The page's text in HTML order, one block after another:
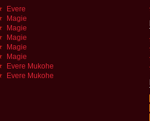
Evere
Magie
Magie
Magie
Magie
Magie
Evere Mukohe
Evere Mukohe